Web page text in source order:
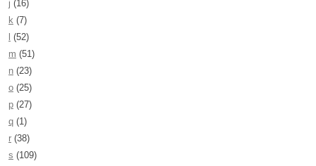
j (16)
k (7)
(52)
m (51)
n (23)
o (25)
p (27)
q (1)
r (38)
s (109)